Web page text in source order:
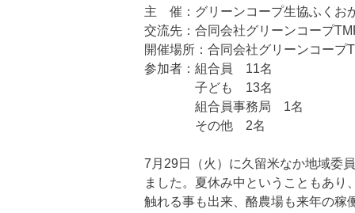
主 催：グリーンコープ生協ふく
交流先：合同会社グリーンコープ
開催場所：合同会社グリーンコープ
参加者：組合員 11名
子ども 13名
組合員事務局 1名
その他 2名
7月29日（火）に久留米なか地域委
ました。夏休み中ということもあ
触れる事も出来、酪農場も来年の稼